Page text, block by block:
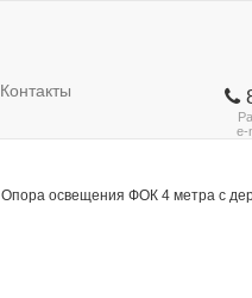
Контакты
e-
Опора освещения ФОК 4 метра с